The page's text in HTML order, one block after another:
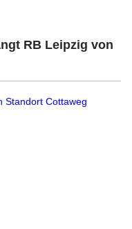
RB Leipzig von